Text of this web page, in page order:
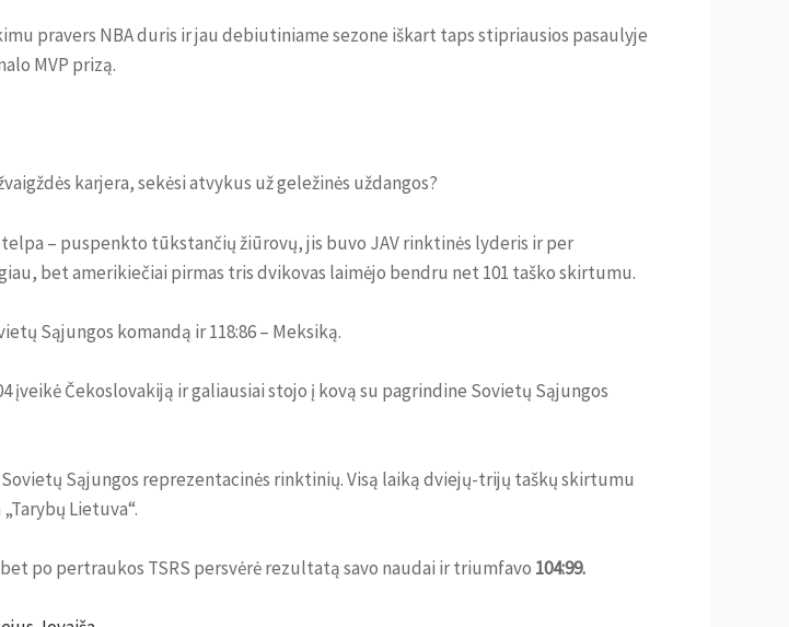
pravers NBA duris ir jau debiutiniame sezone iškart taps stipriausios pasaulyje
MVP prizą.
karjera, sekėsi atvykus už geležinės uždangos?
– puspenkto tūkstančių žiūrovų, jis buvo JAV rinktinės lyderis ir per
bet amerikiečiai pirmas tris dvikovas laimėjo bendru net 101 taško skirtumu.
Sąjungos komandą ir 118:86 – Meksiką.
įveikė Čekoslovakiją ir galiausiai stojo į kovą su pagrindine Sovietų Sąjungos
Sąjungos reprezentacinės rinktinių. Visą laiką dviejų-trijų taškų skirtumu
Lietuva“.
po pertraukos TSRS persvėrė rezultatą savo naudai ir triumfavo 104:99.